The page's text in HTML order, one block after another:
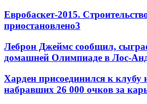
Евробаскет-2015.
приостановлено3
Леброн Джеймс сообщил,
домашней Олимпиаде в Лос-
Харден присоединился к клубу
набравших 26 000 очков за